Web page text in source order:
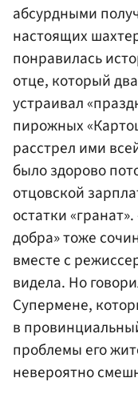
абсурдными
настоящих
понравилась
отце, который
устраивал
пирожных
расстрел ими
было здорово
отцовской
остатки
добра» тоже
вместе с
видела. Но
Супермене,
в
проблемы его
невероятно